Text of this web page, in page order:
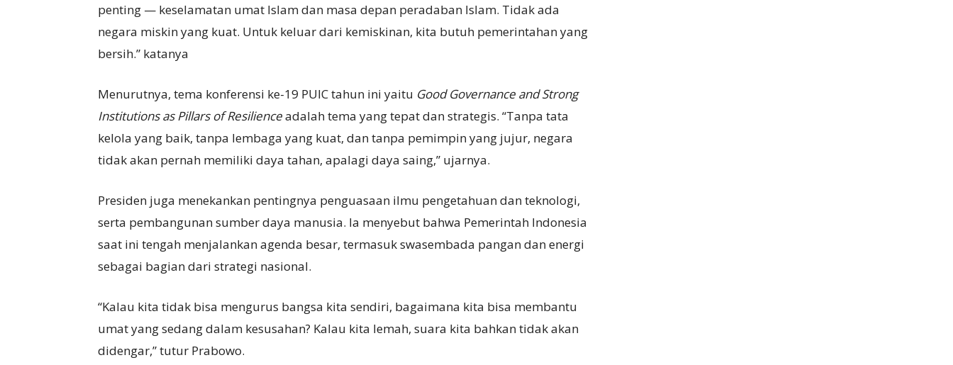
penting — keselamatan umat Islam dan masa depan peradaban Islam. Tidak ada
negara miskin yang kuat. Untuk keluar dari kemiskinan, kita butuh pemerintahan yang
bersih.” katanya
Menurutnya, tema konferensi ke-19 PUIC tahun ini yaitu Good Governance and Strong
Institutions as Pillars of Resilienceadalah tema yang tepat dan strategis. “Tanpa tata
kelola yang baik, tanpa lembaga yang kuat, dan tanpa pemimpin yang jujur, negara
tidak akan pernah memiliki daya tahan, apalagi daya saing,” ujarnya.
Presiden juga menekankan pentingnya penguasaan ilmu pengetahuan dan teknologi,
serta pembangunan sumber daya manusia. Ia menyebut bahwa Pemerintah Indonesia
saat ini tengah menjalankan agenda besar, termasuk swasembada pangan dan energi
sebagai bagian dari strategi nasional.
“Kalau kita tidak bisa mengurus bangsa kita sendiri, bagaimana kita bisa membantu
umat yang sedang dalam kesusahan? Kalau kita lemah, suara kita bahkan tidak akan
didengar,” tutur Prabowo.